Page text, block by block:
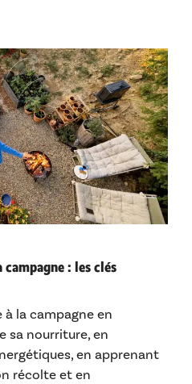
: les clés
la campagne en
sa nourriture, en
en apprenant
récolte et en